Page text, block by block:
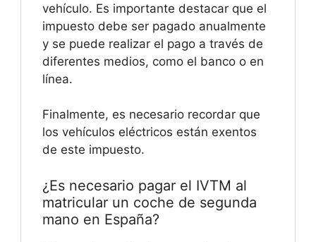
vehículo. Es importante destacar que el
impuesto debe ser pagado anualmente
y se puede realizar el pago a través de
diferentes medios, como el banco o en
línea.
Finalmente, es necesario recordar que
los vehículos eléctricos están exentos
de este impuesto.
¿Es necesario pagar el IVTM al
matricular un coche de segunda
mano en España?